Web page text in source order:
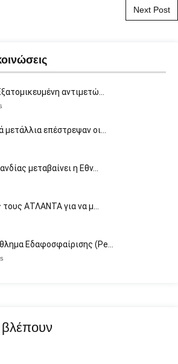
Next Post
αντιμετώ…
μετάλλια επέστρεψαν οι…
μεταβαίνει η Εθν…
τους ΑΤΛΑΝΤΑ για να μ…
Εδαφοσφαίρισης (Pe…